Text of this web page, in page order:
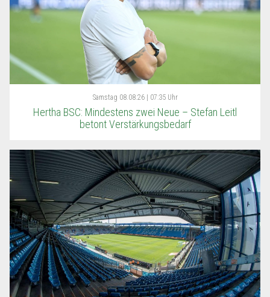
Samstag 08.08.26 | 07:35 Uhr
Hertha BSC: Mindestens zwei Neue – Stefan Leitl
betont Verstärkungsbedarf